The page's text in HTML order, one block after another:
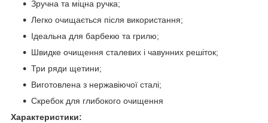
Зручна та міцна ручка;
Легко очищається після використання;
Ідеальна для барбекю та грилю;
Швидке очищення сталевих і чавунних решіток;
Три ряди щетини;
Виготовлена ​​з нержавіючої сталі;
Скребок для глибокого очищення
Характеристики: